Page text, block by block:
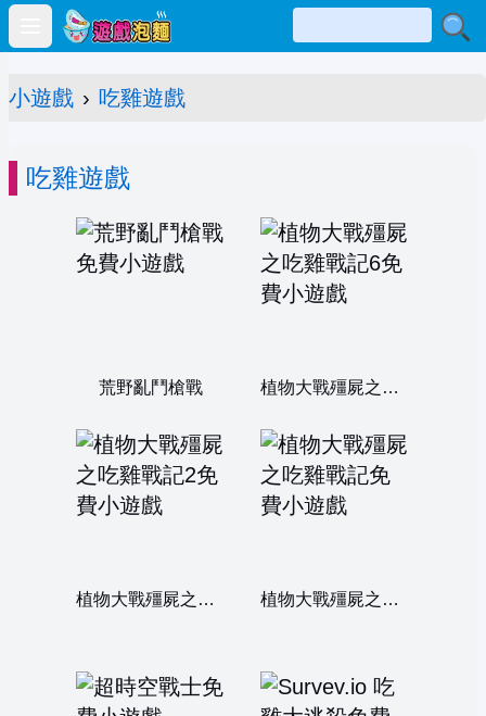
Open main menu
小遊戲 › 吃雞遊戲
吃雞遊戲
荒野亂鬥槍戰 植物大戰殭屍之吃雞戰記6
植物大戰殭屍之吃雞戰記2 植物大戰殭屍之吃雞戰記